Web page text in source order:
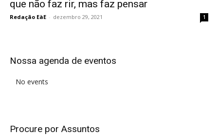
que não faz rir, mas faz pensar
Redação EàE - dezembro 29, 2021 1
Nossa agenda de eventos
No events
Procure por Assuntos